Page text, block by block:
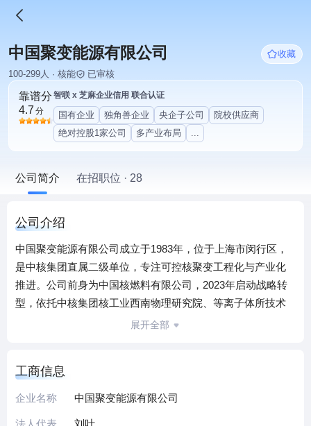
中国聚变能源有限公司
收藏
100-299人 · 核能
已审核
靠谱分
4.7 分
智联 x 芝麻企业信用 联合认证
国有企业 独角兽企业 央企子公司
院校供应商
绝对控股1家公司
多产业布局 ...
公司简介 在招职位 · 28
公司介绍
中国聚变能源有限公司成立于1983年，位于上海市闵行区，
是中核集团直属二级单位，专注可控核聚变工程化与产业化
推进。公司前身为中国核燃料有限公司，2023年启动战略转
型，依托中核集团核工业西南物理研究院、等离子体所技术
积累，聚焦磁约束托卡马克技术路线，确立“三步走”发展战
公司注册资本150亿元，形成“国家队+地方国资+产业基金+社
会资本”多元股权结构，是国内资本规模最大的聚变能源创新
展开全部
工商信息
企业名称 中国聚变能源有限公司
法人代表 刘叶